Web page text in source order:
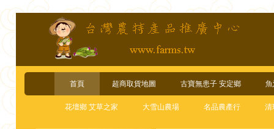
首頁 超商取貨地圖 古寶無患子 安定鄉
花壇鄉 艾草之家 大雪山農場 名品農產行 清